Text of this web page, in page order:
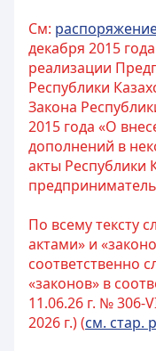
См:
декабря 2015
реализации
Республики
Закона
2015 года «О
дополнений в
акты Республики
По всему тексту
актами» и
соответственно
«законов» в
11.06.26 г. № 306-
2026 г.) (см. стар.